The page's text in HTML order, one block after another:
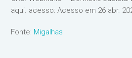
aqui. acesso: Acesso em 26 abr.
Fonte: Migalhas